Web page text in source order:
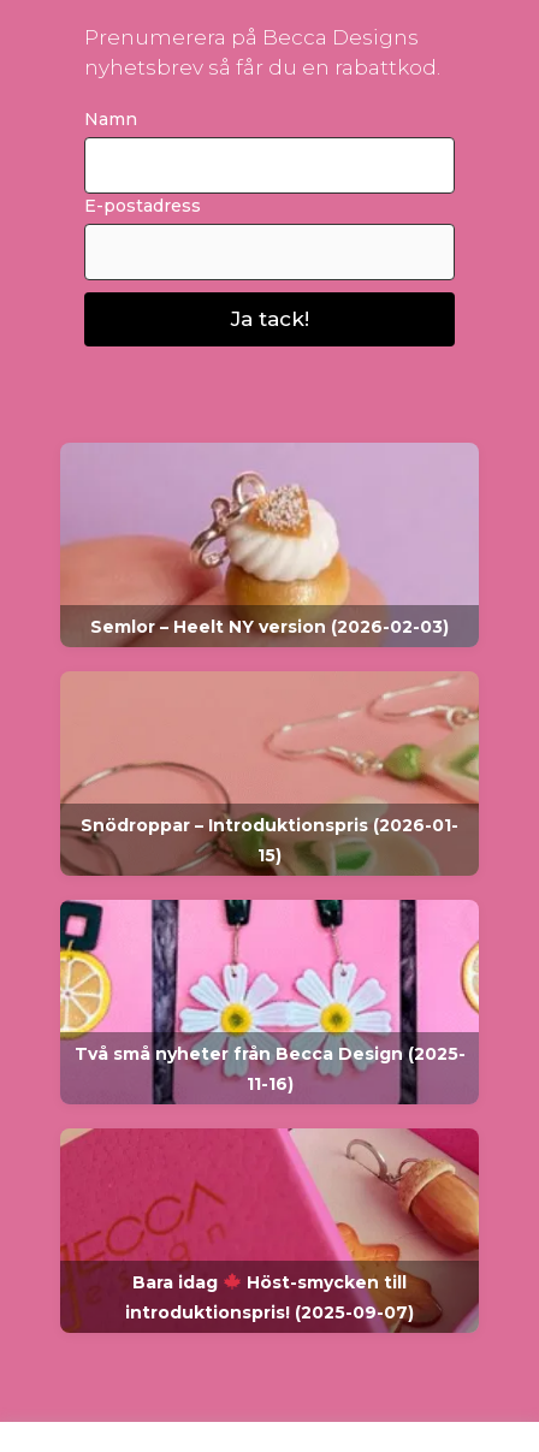
Prenumerera på Becca Designs
nyhetsbrev så får du en rabattkod.
Namn
E-postadress
Ja tack!
Semlor – Heelt NY version (2026-02-03)
Snödroppar – Introduktionspris (2026-01-
15)
Två små nyheter från Becca Design (2025-
11-16)
Bara idag
Höst-smycken till
introduktionspris! (2025-09-07)